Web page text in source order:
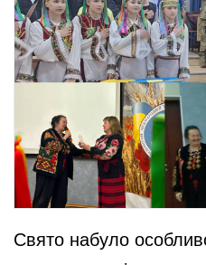
Свято набуло